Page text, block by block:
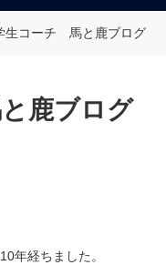
生コーチ 馬と鹿ブログ
鹿ブログ
10年経ちました。